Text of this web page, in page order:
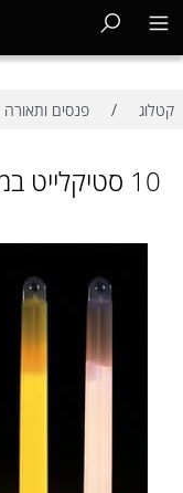
קטלוג / פנסים ותאורה
10 סטיקלייט במארז